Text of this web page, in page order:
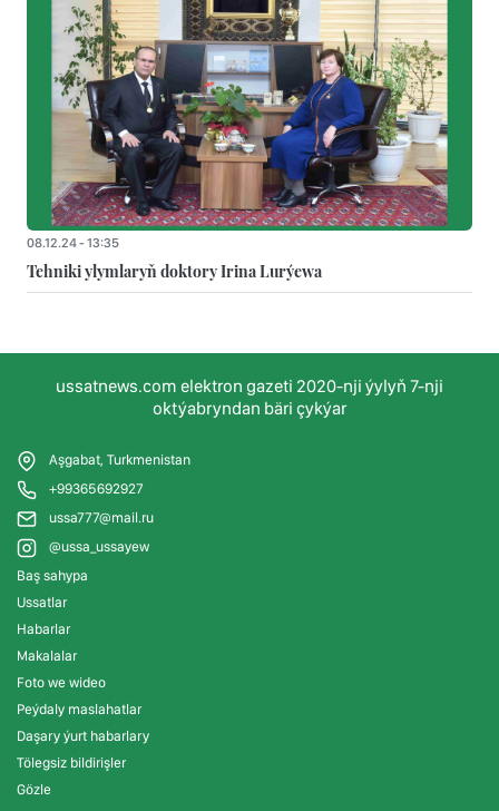
08.12.24 - 13:35
Tehniki ylymlaryň doktory Irina Lurýewa
ussatnews.com elektron gazeti 2020-nji ýylyň 7-nji
oktýabryndan bäri çykýar
Aşgabat, Turkmenistan
+99365692927
ussa777@mail.ru
@ussa_ussayew
Baş sahypa
Ussatlar
Habarlar
Makalalar
Foto we wideo
Peýdaly maslahatlar
Daşary ýurt habarlary
Tölegsiz bildirişler
Gözle